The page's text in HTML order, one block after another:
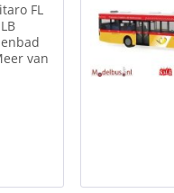
FL
van
etc.